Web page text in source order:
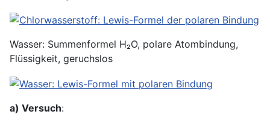
Wasser: Summenformel H₂O, polare Atombindung,
Flüssigkeit, geruchslos
a) Versuch: